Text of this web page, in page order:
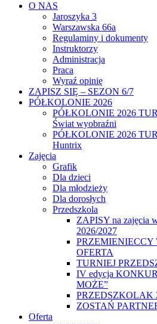
O NAS
Jaroszyka 3
Warszawska 66a
Regulaminy i dokumenty
Instruktorzy
Administracja
Praca
Wyraź opinię
ZAPISZ SIĘ – SEZON 6/7
PÓŁKOLONIE 2026
PÓŁKOLONIE 2026
Świat wyobraźni
PÓŁKOLONIE 2026
Huntrix
Zajęcia
Grafik
Dla dzieci
Dla młodzieży
Dla dorosłych
Przedszkola
ZAPISY na zajęcia
2026/2027
PRZEMIENIECCY
OFERTA
TURNIEJ
IV edycja
MOŻE”
PRZEDSZKOLAK
ZOSTAŃ
Oferta